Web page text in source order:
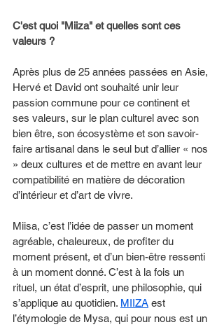
C'est quoi "Miiza" et quelles sont ces
valeurs ?
Après plus de 25 années passées en Asie,
Hervé et David ont souhaité unir leur
passion commune pour ce continent et
ses valeurs, sur le plan culturel avec son
bien être, son écosystème et son savoir-
faire artisanal dans le seul but d’allier « nos
» deux cultures et de mettre en avant leur
compatibilité en matière de décoration
d’intérieur et d’art de vivre.
Miisa, c’est l’idée de passer un moment
agréable, chaleureux, de profiter du
moment présent, et d’un bien-être ressenti
à un moment donné. C’est à la fois un
rituel, un état d’esprit, une philosophie, qui
s’applique au quotidien. MIIZA est
l’étymologie de Mysa, qui pour nous est un